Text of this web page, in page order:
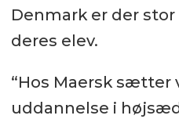
Denmark er der
deres elev.
“Hos Maersk sætter
uddannelse i